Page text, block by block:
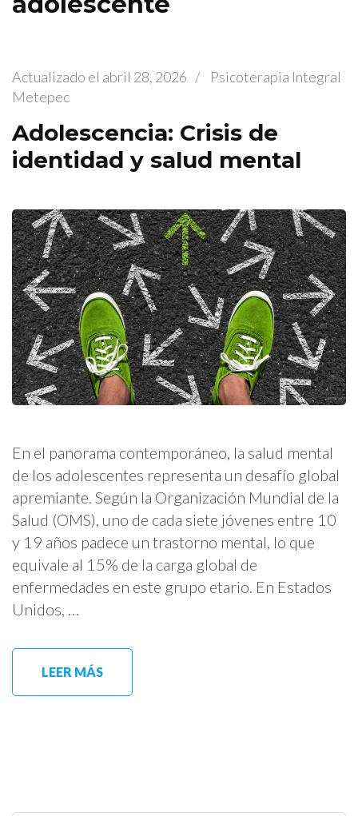
Actualizado el abril 28, 2026 /
Psicoterapia Integral
Metepec
Adolescencia: Crisis de
identidad y salud mental
En el panorama contemporáneo, la salud mental
de los adolescentes representa un desafío global
apremiante. Según la Organización Mundial de la
Salud (OMS), uno de cada siete jóvenes entre 10
y 19 años padece un trastorno mental, lo que
equivale al 15% de la carga global de
enfermedades en este grupo etario. En Estados
Unidos, …
LEER MÁS